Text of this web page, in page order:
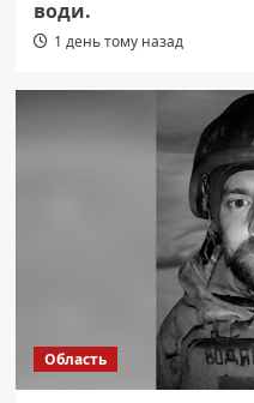
води.
1 день тому назад
Область